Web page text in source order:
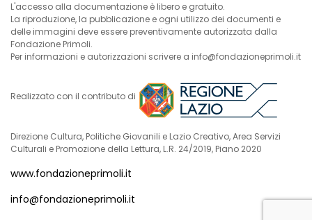
L'accesso alla documentazione è libero e gratuito.
La riproduzione, la pubblicazione e ogni utilizzo dei documenti e
delle immagini deve essere preventivamente autorizzata dalla
Fondazione Primoli.
Per informazioni e autorizzazioni scrivere a info@fondazioneprimoli.it
Realizzato con il contributo di
Direzione Cultura, Politiche Giovanili e Lazio Creativo, Area Servizi
Culturali e Promozione della Lettura, L.R. 24/2019, Piano 2020
www.fondazioneprimoli.it
info@fondazioneprimoli.it